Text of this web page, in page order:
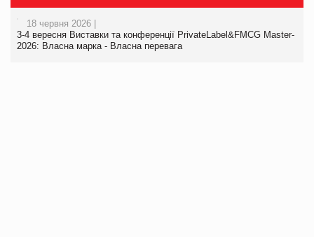
18 червня 2026 |
3-4 вересня Виставки та конференції PrivateLabel&FMCG Master-
2026: Власна марка - Власна перевага